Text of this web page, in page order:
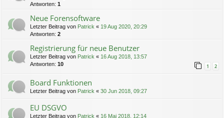
Antworten: 1
Neue Forensoftware
Letzter Beitrag von Patrick « 19 Aug 2020, 20:29
Antworten: 2
Registrierung für neue Benutzer
Letzter Beitrag von Patrick « 16 Aug 2018, 13:57
Antworten: 10 1 2
Board Funktionen
Letzter Beitrag von Patrick « 30 Jun 2018, 09:27
EU DSGVO
Letzter Beitrag von Patrick « 16 Mai 2018, 12:14